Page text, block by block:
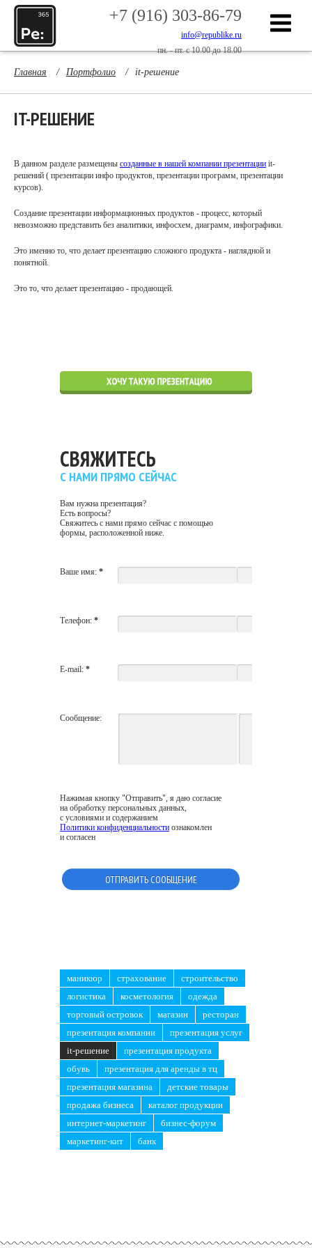
+7 (916) 303-86-79
info@republike.ru
пн. - пт. с 10.00 до 18.00
Главная / Портфолио / it-решение
IT-РЕШЕНИЕ
В данном разделе размещены созданные в нашей компании презентации it-
решений ( презентации инфо продуктов, презентации программ, презентации
курсов).
Создание презентации информационных продуктов - процесс, который
невозможно представить без аналитики, инфосхем, диаграмм, инфографики.
Это именно то, что делает презентацию сложного продукта - наглядной и
понятной.
Это то, что делает презентацию - продающей.
СВЯЖИТЕСЬ
С НАМИ ПРЯМО СЕЙЧАС
Вам нужна презентация?
Есть вопросы?
Свяжитесь с нами прямо сейчас с помощью
формы, расположенной ниже.
Ваше имя: *
Телефон: *
E-mail: *
Сообщение:
Нажимая кнопку "Отправить", я даю согласие
на обработку персональных данных,
с условиями и содержанием
Политики конфиденциальности ознакомлен
и согласен
маникюр страхование
строительство
логистика
косметология
одежда
торговый островок
магазин
ресторан
презентация компании
презентация услуг
it-решение
презентация продукта
обувь
презентация для аренды в тц
презентация магазина
детские товары
продажа бизнеса
каталог продукции
интернет-маркетинг
бизнес-форум
маркетинг-кит
банк